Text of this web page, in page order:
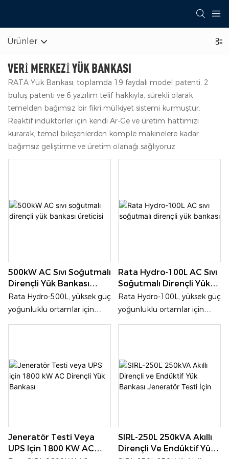
Ürünler
VERI MERKEZI YÜK BANKASI
RATA Yük Bankası, toplamda 19 faydalı model patenti, 2
buluş patenti ve 6 yazılım telif hakkıyla, sürekli olarak
temelden bağımsız bir fikri mülkiyet sistemi kurmuştur.
Reaktif indüktörler için kendi Ar-Ge ve üretim hattımızı
kurarak, temel bileşenlerden komple makinelere kadar
bağımsız geliştirme ve üretim olanağı sağlıyoruz.
500kW AC Sıvı Soğutmalı
Dirençli Yük Bankası
Üreticisi
Rata Hydro-500L, yüksek güç
yoğunluklu ortamlar için
tasarlanmış, üç fazlı AC güç
soğutmalı dirençli bir yük
bankasıdır. Temel avantajı,
yenilikçi sıvı soğutma
dağılımını ve gürültüyü en
aza indirirken tam nominal
güçte istikrarlı çalışma sağlar
Rata Hydro-100L AC Sıvı
Soğutmalı Dirençli Yük
Bankası
Rata Hydro-100L, yüksek güç
yoğunluklu ortamlar için
tasarlanmış, üç fazlı AC güç
soğutmalı dirençli bir yük
bankasıdır. Temel avantajı,
yenilikçi sıvı soğutma
dağılımını ve gürültüyü en
aza indirirken tam nominal
güçte istikrarlı çalışma sağlar
Jeneratör Testi Veya
UPS Için 1800 KW AC
SIRL-250L 250kVA Akıllı
Dirençli Ve Endüktif Yük